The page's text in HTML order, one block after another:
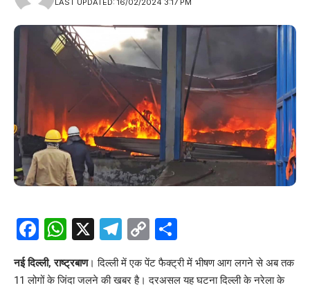
LAST UPDATED: 16/02/2024 3:17 PM
Facebook
WhatsApp
X Telegram
Copy
Link
नई दिल्ली, राष्ट्रबाण। दिल्ली में एक पेंट फैक्ट्री में भीषण आग लगने से अब तक
11 लोगों के जिंदा जलने की खबर है। दरअसल यह घटना दिल्ली के नरेला के